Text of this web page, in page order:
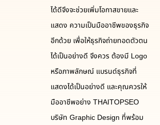
ได้ดีจึงจะช่วยเพิ่มโอกาสขายและ
แสดง ความเป็นมืออาชีพของธุรกิจ
อีกด้วย เพื่อให้ธุรกิจถ่ายทอดตัวตน
ได้เป็นอย่างดี จึงควร ต้องมี Logo
หรือภาพลักษณ์ แบรนด์ธุรกิจที่
แสดงได้เป็นอย่างดี และคุณควรให้
มืออาชีพอย่าง THAITOPSEO
บริษัท Graphic Design ที่พร้อม